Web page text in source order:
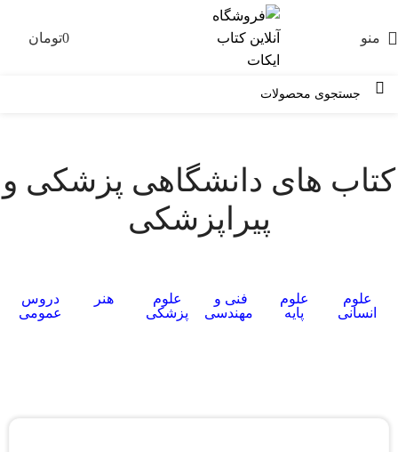
منو 0تومان
کتاب های دانشگاهی پزشکی و
پیراپزشکی
علوم
انسانی
علوم
پایه
فنی و
مهندسی
علوم
پزشکی
هنر
دروس
عمومی